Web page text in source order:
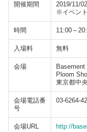
開催期間
2019/11/
※イベン
時間 11:00～
入場料 無料
会場
Basement
Ploom
東京都中
会場電話番
号
03-6264-
会場URL http://